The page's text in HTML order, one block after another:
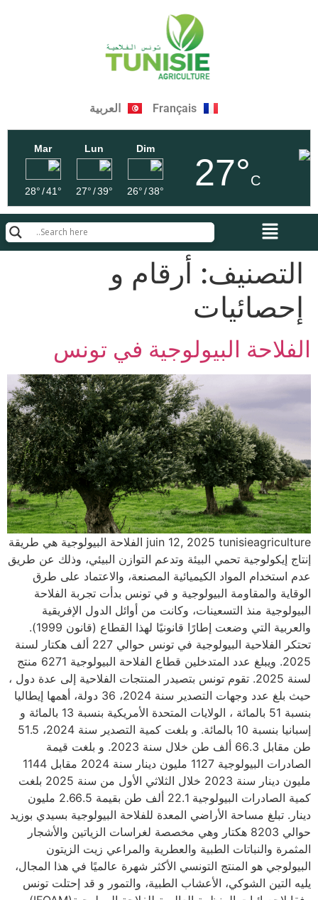
Français العربية
27°C
Dim
38°
/
26°
Lun
39°
/
27°
Mar
41°
/
28°
التصنيف: أرقام و
إحصائيات
الفلاحة البيولوجية في تونس
juin 12, 2025 tunisieagriculture الفلاحة البيولوجية هي طريقة
إنتاج إيكولوجية تحمي البيئة وتدعم التوازن البيئي، وذلك عن طريق
عدم استخدام المواد الكيميائية المصنعة، والاعتماد على طرق
الوقاية والمقاومة البيولوجية و في تونس بدأت تجربة الفلاحة
البيولوجية منذ التسعينات، وكانت من أوائل الدول الإفريقية
والعربية التي وضعت إطارًا قانونيًا لهذا القطاع (قانون 1999).
تحتكر الفلاحية البيولوجية في تونس حوالي 227 ألف هكتار لسنة
2025. ويبلغ عدد المتدخلين قطاع الفلاحة البيولوجية 6271 منتج
لسنة 2025. تقوم تونس بتصيدر المنتجات الفلاحية إلى عدة دول ،
حيث بلغ عدد وجهات التصدير سنة 2024، 36 دولة، أهمها إيطاليا
بنسبة 51 بالمائة ، الولايات المتحدة الأمريكية بنسبة 13 بالمائة و
إسبانيا بنسبة 10 بالمائة. و بلغت كمية التصدير سنة 2024، 51.5
طن مقابل 66.3 ألف طن خلال سنة 2023. و بلغت قيمة
الصادرات البيولوجية 1127 مليون دينار سنة 2024 مقابل 1144
مليون دينار سنة 2023 خلال الثلاثي الأول من سنة 2025 بلغت
كمية الصادرات البيولوجية 22.1 ألف طن بقيمة 2.66.5 مليون
دينار. تبلغ مساحة الأراضي المعدة للفلاحة البيولوجية بسيدي بوزيد
حوالي 8203 هكتار وهي مخصصة لغراسات الزياتين والأشجار
المثمرة والنباتات الطبية والعطرية والمراعي زيت الزيتون
البيولوجي هو المنتج التونسي الأكثر شهرة عالميًا في هذا المجال،
يليه التين الشوكي، الأعشاب الطبية، والتمور و قد إحتلت تونس